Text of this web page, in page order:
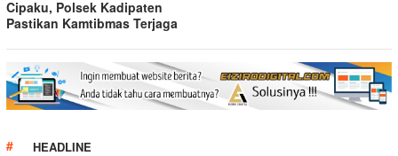
Cipaku, Polsek Kadipaten
Pastikan Kamtibmas Terjaga
HEADLINE